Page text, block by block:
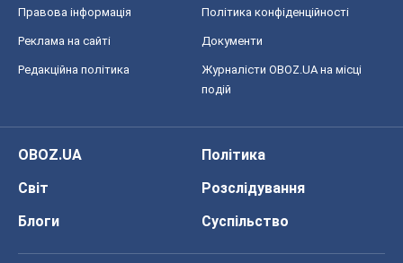
Правова інформація Політика конфіденційності
Реклама на сайті Документи
Редакційна політика
Журналісти OBOZ.UA на місці
подій
OBOZ.UA
Політика
Світ
Розслідування
Блоги
Суспільство